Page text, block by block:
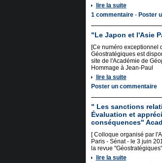
lire la suite
1 commentaire- Poster
"Le Japon et l'Asie
[Ce numéro exceptionnel
Géostratégiques est
site de l'Académie de
Hommage à Jean-Paul
lire la suite
Poster un commentaire
" Les sanctions
Évaluation et
conséquences"
[ Colloque organisé par
Paris - Sénat - le 3 juin
la revue
lire la suite